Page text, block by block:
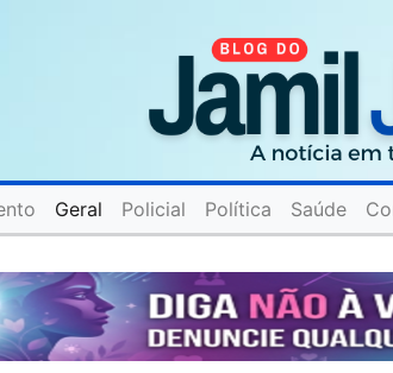
Geral Policial Política Saúde